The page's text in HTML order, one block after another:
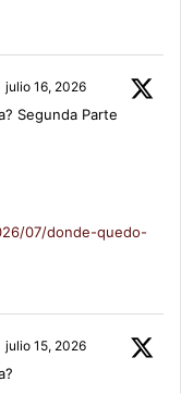
julio 16, 2026
Segunda Parte
07/donde-quedo-
julio 15, 2026